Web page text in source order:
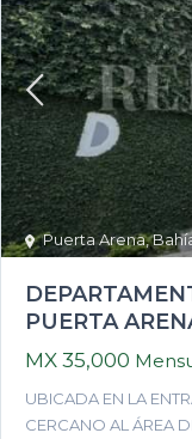
Puerta Arena,
PUERTA
MX 35,000
UBICADA EN LA
CERCANO AL ÁREA